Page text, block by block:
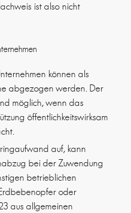
ist also nicht
können als
abgezogen werden. Der
möglich, wenn das
öffentlichkeitswirksam
auf, kann
bei der Zuwendung
betrieblichen
oder
aus allgemeinen